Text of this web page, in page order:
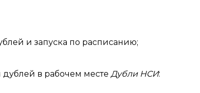
и запуска по расписанию;
дублей в рабочем месте Дубли НСИ: